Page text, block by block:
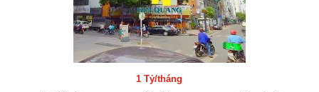
1 Tỷ/tháng